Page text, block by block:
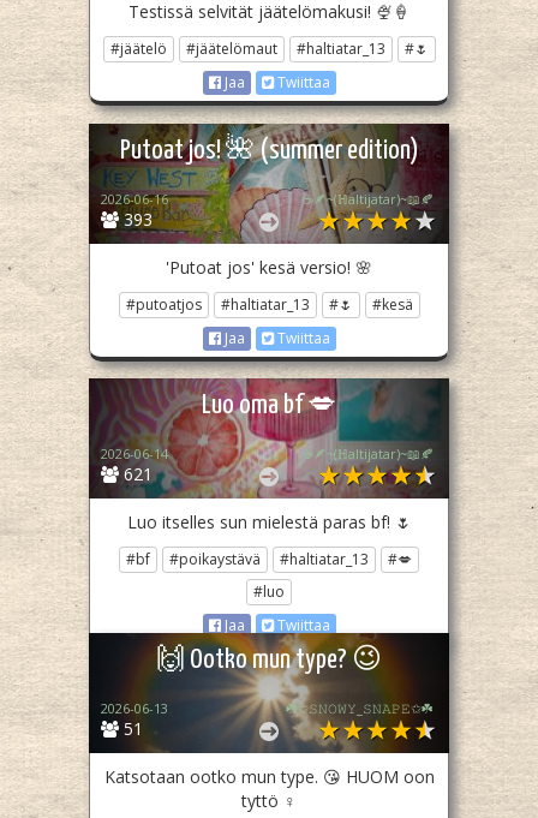
Testissä selvität jäätelömakusi! 🍨🍦
#jäätelö #jäätelömaut #haltiatar_13
#🌷
Jaa
Twiittaa
Putoat jos! 🌺 (summer edition)
393
2026-06-16 ☕🪶~(ℍaltijatar)~📖🍂
'Putoat jos' kesä versio! 🌸
#putoatjos #haltiatar_13 #🌷
#kesä
Jaa
Twiittaa
Luo oma bf 💋
621
2026-06-14 ☕🪶~(ℍaltijatar)~📖🍂
Luo itselles sun mielestä paras bf! 🌷
#bf #poikaystävä #haltiatar_13
#💋
#luo
Jaa
Twiittaa
🙌 Ootko mun type? 😉
51
2026-06-13 ☘️✩𝚂𝙽𝙾𝚆𝚈_𝚂𝙽𝙰𝙿𝙴✩☘️
Katsotaan ootko mun type. 😘 HUOM oon
tyttö ♀️